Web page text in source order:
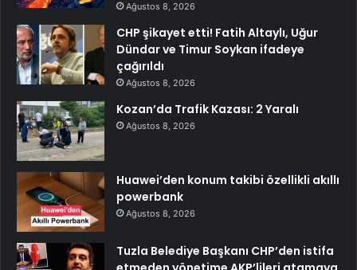
Ağustos 8, 2026
CHP şikayet etti! Fatih Altaylı, Uğur
Dündar ve Timur Soykan ifadeye
çağırıldı
Ağustos 8, 2026
Kozan’da Trafik Kazası: 2 Yaralı
Ağustos 8, 2026
Huawei’den konum takibi özellikli akıllı
powerbank
Ağustos 8, 2026
Tuzla Belediye Başkanı CHP’den istifa